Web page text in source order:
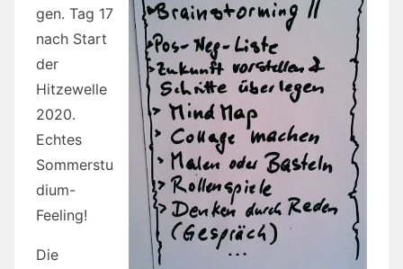
gen. Tag 17
nach Start
der
Hitzewelle
2020.
Echtes
Sommerstu
dium-
Feeling!
Die